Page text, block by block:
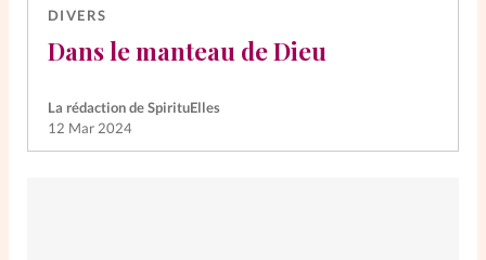
DIVERS
Dans le manteau de Dieu
La rédaction de SpirituElles
12 Mar 2024